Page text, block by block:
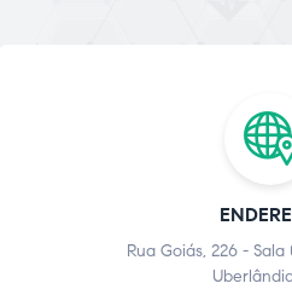
Rua Goiás, 226 -